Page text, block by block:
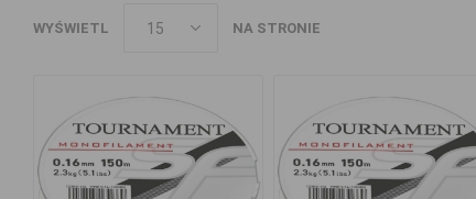
WYŚWIETL NA STRONIE